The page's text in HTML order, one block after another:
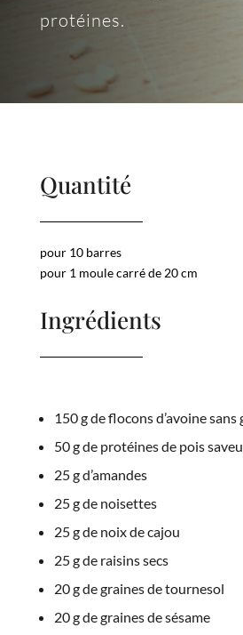
protéines.
Quantité
pour 10 barres
pour 1 moule carré de 20 cm
Ingrédients
150 g de flocons d’avoine sans
50 g de protéines de pois
25 g d’amandes
25 g de noisettes
25 g de noix de cajou
25 g de raisins secs
20 g de graines de tournesol
20 g de graines de sésame